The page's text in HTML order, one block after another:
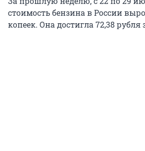
стоимость бензина в России
копеек. Она достигла 72,38 рубля